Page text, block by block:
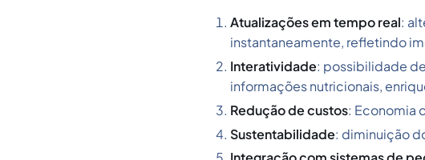
Atualizações em tempo real:
instantaneamente, refletindo
Interatividade: possibilidade
informações nutricionais,
Redução de custos: Economia
Sustentabilidade: diminuição